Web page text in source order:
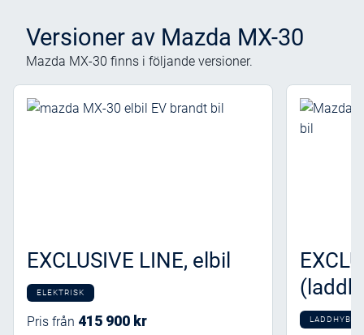
Versioner av Mazda MX-30
Mazda MX-30 finns i följande versioner.
EXCLUSIVE LINE, elbil
ELEKTRISK
Pris från 415 900 kr